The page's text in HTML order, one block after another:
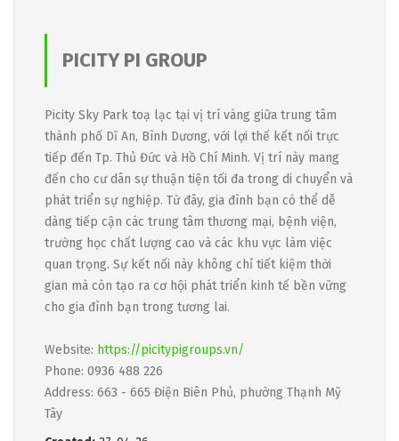
PICITY PI GROUP
Picity Sky Park toạ lạc tại vị trí vàng giữa trung tâm
thành phố Dĩ An, Bình Dương, với lợi thế kết nối trực
tiếp đến Tp. Thủ Đức và Hồ Chí Minh. Vị trí này mang
đến cho cư dân sự thuận tiện tối đa trong di chuyển và
phát triển sự nghiệp. Từ đây, gia đình bạn có thể dễ
dàng tiếp cận các trung tâm thương mại, bệnh viện,
trường học chất lượng cao và các khu vực làm việc
quan trọng. Sự kết nối này không chỉ tiết kiệm thời
gian mà còn tạo ra cơ hội phát triển kinh tế bền vững
cho gia đình bạn trong tương lai.
Website: https://picitypigroups.vn/
Phone: 0936 488 226
Address: 663 - 665 Điện Biên Phủ, phường Thạnh Mỹ
Tây